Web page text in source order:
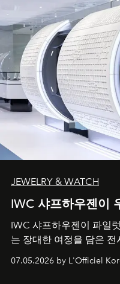
JEWELRY & WATCH
IWC 샤프하우젠이
IWC 샤프하우젠이 파일
는 장대한 여정을 담은 전
07.05.2026 by L'Officiel